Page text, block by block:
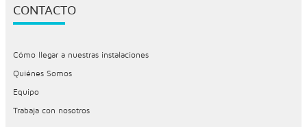
CONTACTO
Cómo llegar a nuestras instalaciones
Quiénes Somos
Equipo
Trabaja con nosotros